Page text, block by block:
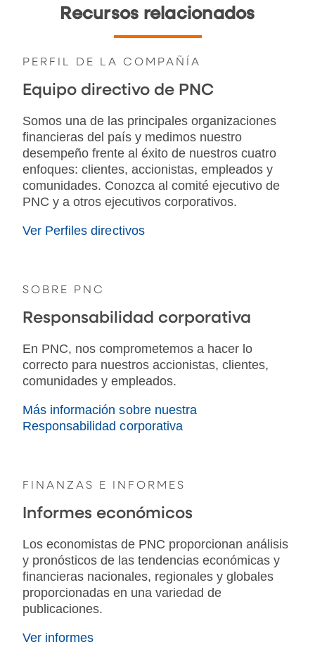
Recursos relacionados
PERFIL DE LA COMPAÑÍA
Equipo directivo de PNC
Somos una de las principales organizaciones
financieras del país y medimos nuestro
desempeño frente al éxito de nuestros cuatro
enfoques: clientes, accionistas, empleados y
comunidades. Conozca al comité ejecutivo de
PNC y a otros ejecutivos corporativos.
Ver Perfiles directivos
SOBRE PNC
Responsabilidad corporativa
En PNC, nos comprometemos a hacer lo
correcto para nuestros accionistas, clientes,
comunidades y empleados.
Más información sobre nuestra
Responsabilidad corporativa
FINANZAS E INFORMES
Informes económicos
Los economistas de PNC proporcionan análisis
y pronósticos de las tendencias económicas y
financieras nacionales, regionales y globales
proporcionadas en una variedad de
publicaciones.
Ver informes